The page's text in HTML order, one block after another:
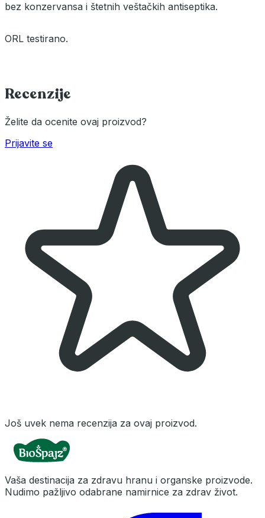
bez konzervansa i štetnih veštačkih antiseptika.
ORL testirano.
Recenzije
Želite da ocenite ovaj proizvod?
Prijavite se
Još uvek nema recenzija za ovaj proizvod.
Vaša destinacija za zdravu hranu i organske proizvode.
Nudimo pažljivo odabrane namirnice za zdrav život.